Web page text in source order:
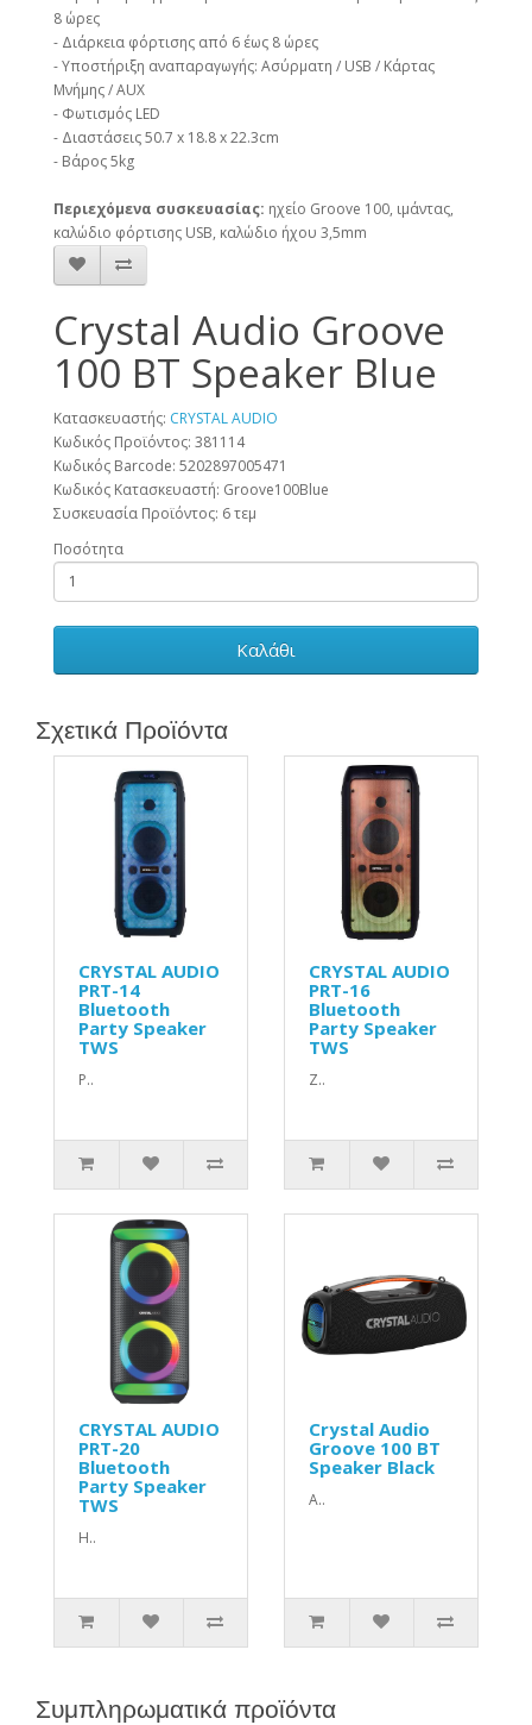
8 ώρες
- Διάρκεια φόρτισης από 6 έως 8 ώρες
- Υποστήριξη αναπαραγωγής: Ασύρματη / USB / Κάρτας
Μνήμης / AUX
- Φωτισμός LED
- Διαστάσεις 50.7 x 18.8 x 22.3cm
- Βάρος 5kg
Περιεχόμενα συσκευασίας: ηχείο Groove 100, ιμάντας,
καλώδιο φόρτισης USB, καλώδιο ήχου 3,5mm
Crystal Audio Groove
100 BT Speaker Blue
Κατασκευαστής: CRYSTAL AUDIO
Κωδικός Προϊόντος: 381114
Κωδικός Barcode: 5202897005471
Κωδικός Κατασκευαστή: Groove100Blue
Συσκευασία Προϊόντος: 6 τεμ
Ποσότητα
Καλάθι
Σχετικά Προϊόντα
CRYSTAL AUDIO
PRT-14
Bluetooth
Party Speaker
TWS
P..
CRYSTAL AUDIO
PRT-16
Bluetooth
Party Speaker
TWS
Ζ..
CRYSTAL AUDIO
PRT-20
Bluetooth
Party Speaker
TWS
H..
Crystal Audio
Groove 100 ΒΤ
Speaker Black
Α..
Συμπληρωματικά προϊόντα